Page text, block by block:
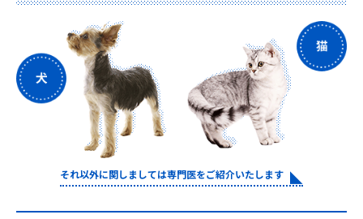
それ以外に関しましては専門医をご紹介いたします